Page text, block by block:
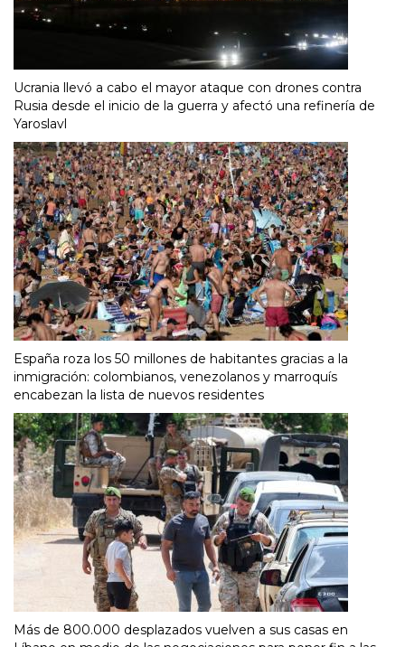
Ucrania llevó a cabo el mayor ataque con drones contra
Rusia desde el inicio de la guerra y afectó una refinería de
Yaroslavl
España roza los 50 millones de habitantes gracias a la
inmigración: colombianos, venezolanos y marroquís
encabezan la lista de nuevos residentes
Más de 800.000 desplazados vuelven a sus casas en